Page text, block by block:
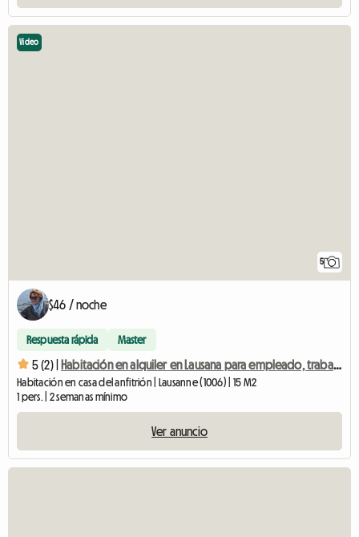
5
Video
$46 / noche
Respuesta rápida Master
5 (2) | Habitación en alquiler en Lausana para empleado, trabajador transfronterizo, otro
Habitación en casa del anfitrión | Lausanne (1006) | 15 M2
1 pers. | 2 semanas mínimo
Ver anuncio